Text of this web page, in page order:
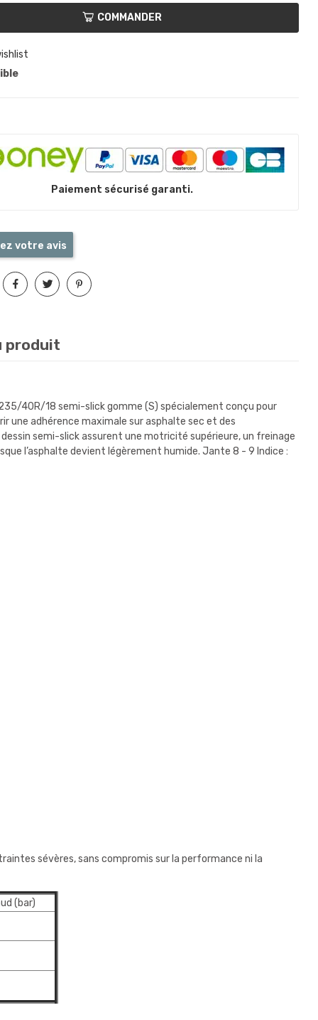
COMMANDER
Paiement sécurisé garanti.
votre avis
produit
40R/18 semi-slick gomme (S) spécialement conçu pour
une adhérence maximale sur asphalte sec et des
semi-slick assurent une motricité supérieure, un freinage
l’asphalte devient légèrement humide. Jante 8 - 9 Indice :
sévères, sans compromis sur la performance ni la
(bar)